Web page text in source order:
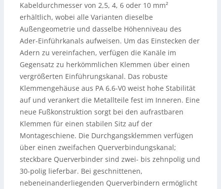
Kabeldurchmesser von 2,5, 4, 6 oder 10 mm²
erhältlich, wobei alle Varianten dieselbe
Außengeometrie und dasselbe Höhenniveau des
Ader-Einführkanals aufweisen. Um das Einstecken der
Adern zu vereinfachen, verfügen die Kanäle im
Gegensatz zu herkömmlichen Klemmen über einen
vergrößerten Einführungskanal. Das robuste
Klemmengehäuse aus PA 6.6-V0 weist hohe Stabilität
auf und verankert die Metallteile fest im Inneren. Eine
neue Fußkonstruktion sorgt bei den aufrastbaren
Klemmen für einen stabilen Sitz auf der
Montageschiene. Die Durchgangsklemmen verfügen
über einen zweifachen Querverbindungskanal;
steckbare Querverbinder sind zwei- bis zehnpolig und
30-polig lieferbar. Bei geschnittenen,
nebeneinanderliegenden Querverbindern ermöglicht